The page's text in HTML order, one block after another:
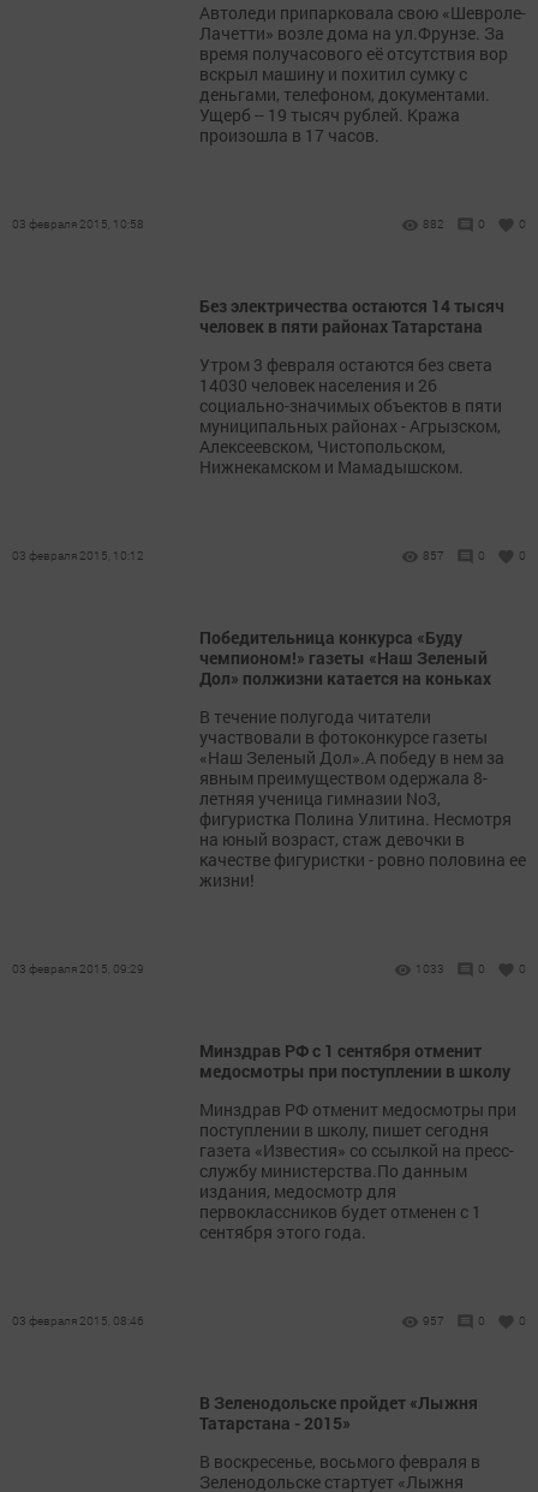
Автоледи припарковала свою «Шевроле-
Лачетти» возле дома на ул.Фрунзе. За
время получасового её отсутствия вор
вскрыл машину и похитил сумку с
деньгами, телефоном, документами.
Ущерб -- 19 тысяч рублей. Кража
произошла в 17 часов.
03 февраля 2015, 10:58 882 0 0
Без электричества остаются 14 тысяч
человек в пяти районах Татарстана
Утром 3 февраля остаются без света
14030 человек населения и 26
социально-значимых объектов в пяти
муниципальных районах - Агрызском,
Алексеевском, Чистопольском,
Нижнекамском и Мамадышском.
03 февраля 2015, 10:12 857 0 0
Победительница конкурса «Буду
чемпионом!» газеты «Наш Зеленый
Дол» полжизни катается на коньках
В течение полугода читатели
участвовали в фотоконкурсе газеты
«Наш Зеленый Дол».А победу в нем за
явным преимуществом одержала 8-
летняя ученица гимназии No3,
фигуристка Полина Улитина. Несмотря
на юный возраст, стаж девочки в
качестве фигуристки - ровно половина ее
жизни!
03 февраля 2015, 09:29 1033 0 0
Минздрав РФ с 1 сентября отменит
медосмотры при поступлении в школу
Минздрав РФ отменит медосмотры при
поступлении в школу, пишет сегодня
газета «Известия» со ссылкой на пресс-
службу министерства.По данным
издания, медосмотр для
первоклассников будет отменен с 1
сентября этого года.
03 февраля 2015, 08:46 957 0 0
В Зеленодольске пройдет «Лыжня
Татарстана - 2015»
В воскресенье, восьмого февраля в
Зеленодольске стартует «Лыжня